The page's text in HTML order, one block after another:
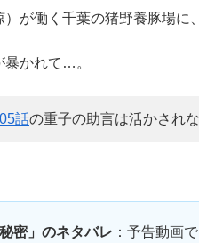
が働く千葉の猪野養豚場に
暴かれて…。
話の重子の助言は活かされ
秘密」のネタバレ ：予告動画